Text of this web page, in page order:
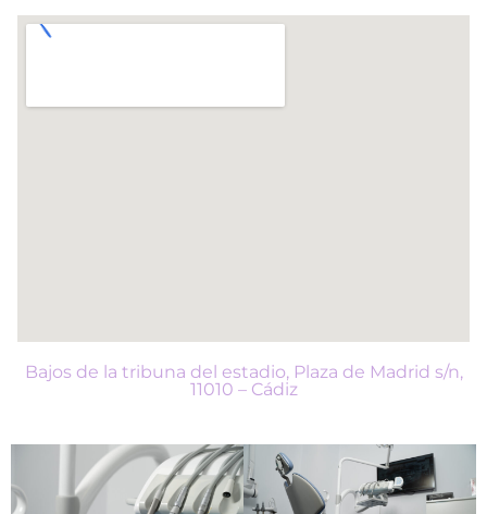
Bajos de la tribuna del estadio, Plaza de Madrid s/n,
11010 – Cádiz